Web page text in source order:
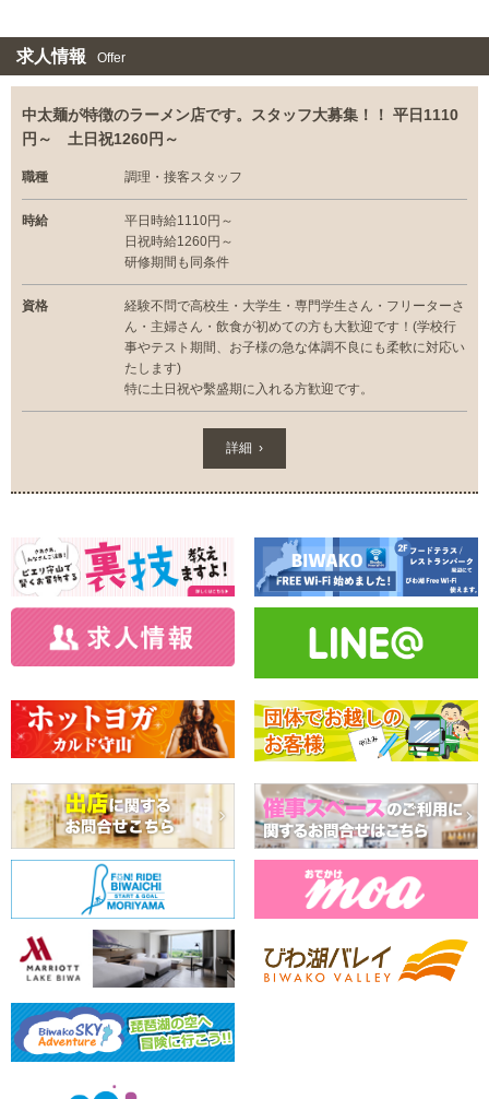
求人情報 Offer
中太麺が特徴のラーメン店です。スタッフ大募集！！ 平日1110
円～ 土日祝1260円～
職種 調理・接客スタッフ
時給
平日時給1110円～
日祝時給1260円～
研修期間も同条件
資格
経験不問で高校生・大学生・専門学生さん・フリーターさ
ん・主婦さん・飲食が初めての方も大歓迎です！(学校行
事やテスト期間、お子様の急な体調不良にも柔軟に対応い
たします)
特に土日祝や繫盛期に入れる方歓迎です。
詳細 ›